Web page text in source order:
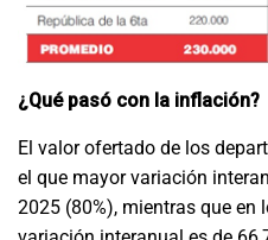
¿Qué pasó con la inflación?
El valor ofertado de los
el que mayor variación
2025 (80%), mientras que en